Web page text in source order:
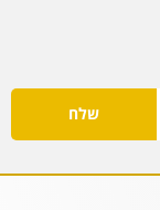
שלח